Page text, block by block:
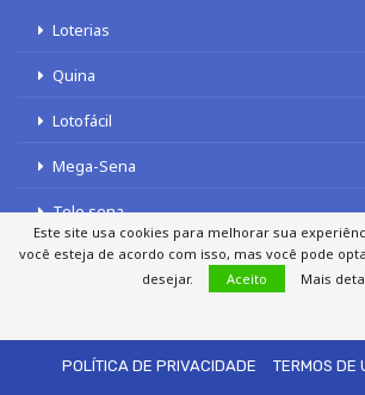
Loterias
Quina
Lotofácil
Mega-Sena
Tele sena
POLÍTICA DE PRIVACIDADE
TERMOS DE
Este site usa cookies para melhorar sua
você esteja de acordo com isso, mas você pode
desejar.
Aceito Mais